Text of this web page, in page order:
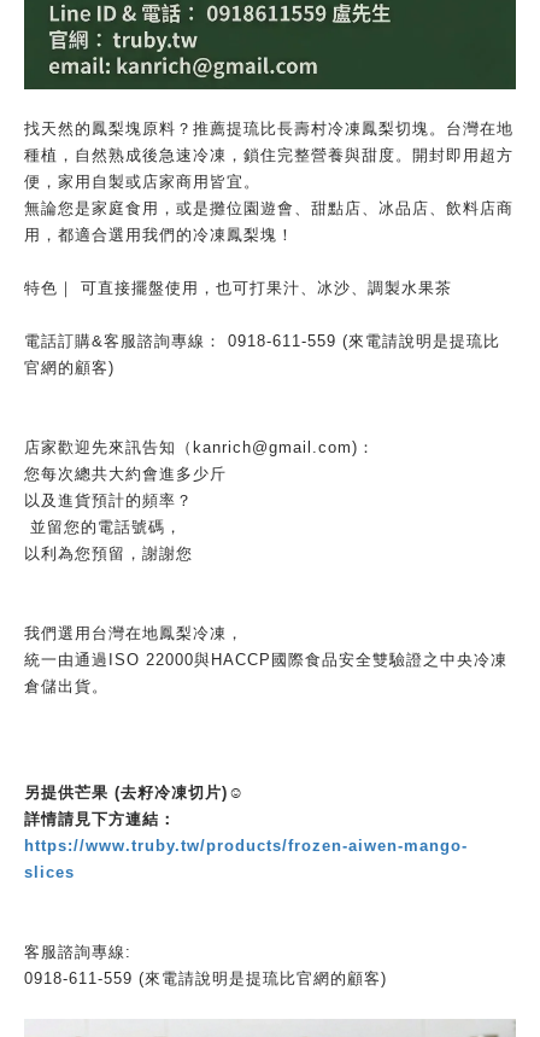
找天然的鳳梨塊原料？推薦提琉比長壽村冷凍鳳梨切塊。台灣在地
種植，自然熟成後急速冷凍，鎖住完整營養與甜度。開封即用超方
便，家用自製或店家商用皆宜。
無論您是家庭食用，或是攤位園遊會、甜點店、冰品店、飲料店商
用，都適合選用我們的冷凍鳳梨塊！
特色｜ 可直接擺盤使用，也可打果汁、冰沙、調製水果茶
電話訂購&客服諮詢專線： 0918-611-559 (來電請說明是提琉比
官網的顧客)
店家歡迎先來訊告知（kanrich@gmail.com)：
您每次總共大約會進多少斤
以及進貨預計的頻率？
並留您的電話號碼，
以利為您預留，謝謝您
我們選用台灣在地鳳梨冷凍，
統一由通過ISO 22000與HACCP國際食品安全雙驗證之中央冷凍
倉儲出貨。
另提供芒果 (去籽冷凍切片) ☺️
詳情請見下方連結：
https://www.truby.tw/products/frozen-aiwen-mango-
slices
客服諮詢專線:
0918-611-559 (來電請說明是提琉比官網的顧客)